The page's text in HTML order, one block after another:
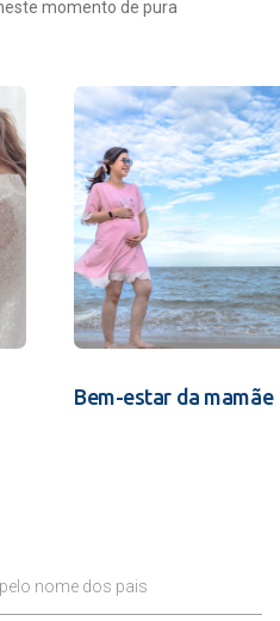
momento de pura
Bem-estar da mamãe
nome dos pais